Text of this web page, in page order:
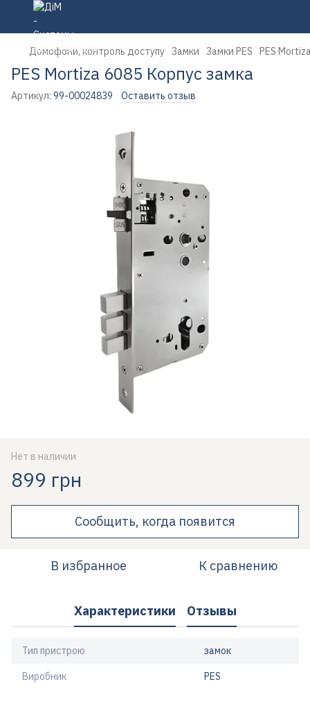
Домофони, контроль доступу Замки Замки PES PES
PES Mortiza 6085 Корпус замка
Артикул: 99-00024839 Оставить отзыв
Нет в наличии
899 грн
Сообщить, когда появится
В избранное К сравнению
Характеристики Отзывы
Тип пристрою замок
Виробник PES